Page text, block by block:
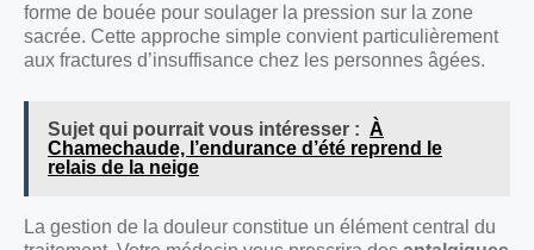
forme de bouée pour soulager la pression sur la zone
sacrée. Cette approche simple convient particulièrement
aux fractures d’insuffisance chez les personnes âgées.
Sujet qui pourrait vous intéresser : À
Chamechaude, l’endurance d’été reprend le
relais de la neige
La gestion de la douleur constitue un élément central du